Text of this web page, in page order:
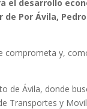
el desarrollo
Por Ávila,
comprometa y,
de Ávila, donde
Transportes y